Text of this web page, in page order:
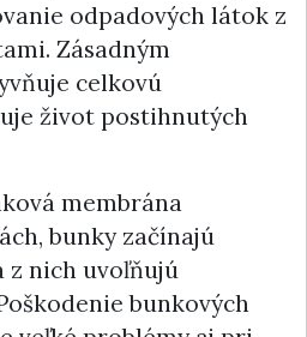
odpadových látok z
Zásadným
celkovú
život postihnutých
membrána
bunky začínajú
z nich uvoľňujú
bunkových